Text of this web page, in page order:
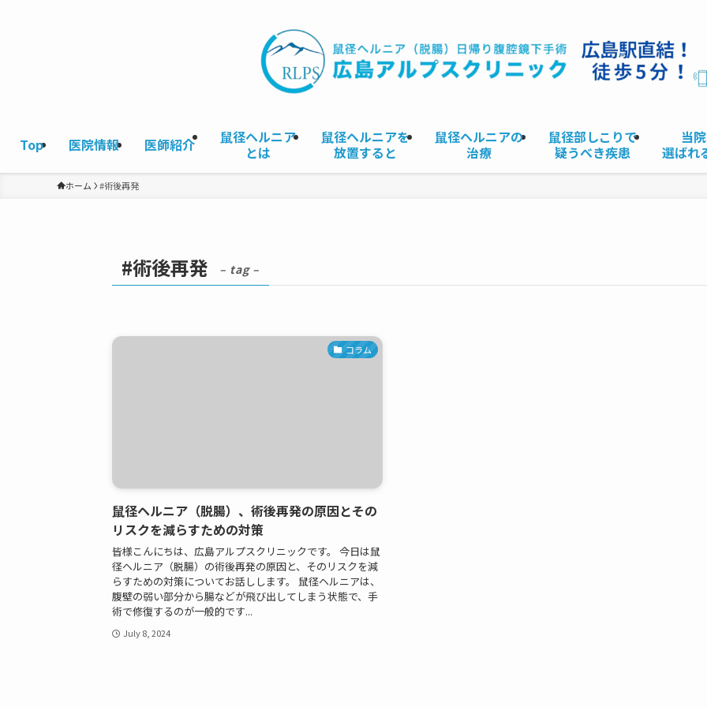
Top 医院情報 医師紹介
鼠径ヘルニア
とは
鼠径ヘルニアを
放置すると
鼠径ヘルニアの
治療
鼠径部しこりで
疑うべき疾患
当
選ばれ
ホーム #術後再発
#術後再発 – tag –
コラム
鼠径ヘルニア（脱腸）、術後再発の原因とその
リスクを減らすための対策
皆様こんにちは、広島アルプスクリニックです。 今日は鼠
径ヘルニア（脱腸）の術後再発の原因と、そのリスクを減
らすための対策についてお話しします。 鼠径ヘルニアは、
腹壁の弱い部分から腸などが飛び出してしまう状態で、手
術で修復するのが一般的です...
July 8, 2024